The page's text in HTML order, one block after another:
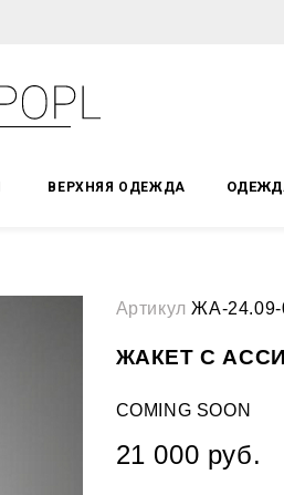
ВЕРХНЯЯ ОДЕЖДА
Артикул ЖА-24.09-
ЖАКЕТ С
COMING SOON
21 000 руб.